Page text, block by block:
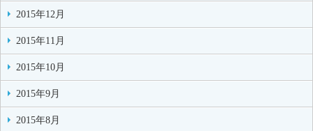
2015年12月
2015年11月
2015年10月
2015年9月
2015年8月